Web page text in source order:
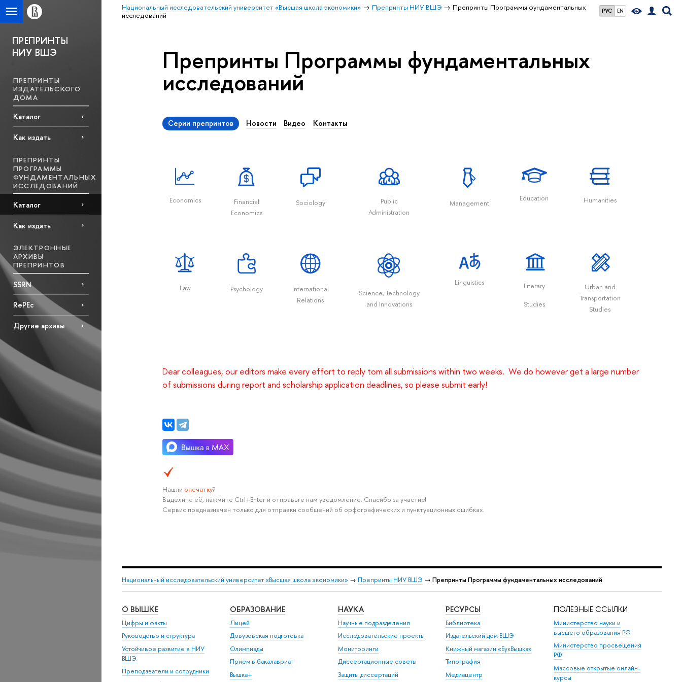
РУС EN
Национальный исследовательский университет «Высшая школа экономики» Препринты НИУ ВШЭ
Препринты Программы фундаментальных
исcледований
ПРЕПРИНТЫ
НИУ ВШЭ
ПРЕПРИНТЫ
ИЗДАТЕЛЬСКОГО
ДОМА
Каталог
Как издать
ПРЕПРИНТЫ
ПРОГРАММЫ
ФУНДАМЕНТАЛЬНЫХ
ИССЛЕДОВАНИЙ
Каталог
Как издать
ЭЛЕКТРОННЫЕ
АРХИВЫ
ПРЕПРИНТОВ
SSRN
RePEc
Другие архивы
Препринты Программы фундаментальных
исcледований
Серии препринтов Новости Видео Контакты
Economics
Financial
Economics
Sociology
Public
Administration
Management
Education Humanities
Law Psychology
International
Relations
Science, Technology
and Innovations
Linguistics
Literary
Studies
Urban and
Transportation
Studies
Dear colleagues, our editors make every effort to reply tom all submissions within two weeks. We do however get a large number
of submissions during report and scholarship application deadlines, so please submit early!
Нашли опечатку?
Выделите её, нажмите Ctrl+Enter и отправьте нам уведомление. Спасибо за участие!
Сервис предназначен только для отправки сообщений об орфографических и пунктуационных ошибках.
Национальный исследовательский университет «Высшая школа экономики» → Препринты НИУ ВШЭ → Препринты Программы фундаментальных исcледований
О ВЫШКЕ
Цифры и факты
Руководство и структура
Устойчивое развитие в НИУ
ВШЭ
Преподаватели и сотрудники
ОБРАЗОВАНИЕ
Лицей
Довузовская подготовка
Олимпиады
Прием в бакалавриат
Вышка+
НАУКА
Научные подразделения
Исследовательские проекты
Мониторинги
Диссертационные советы
Защиты диссертаций
РЕСУРСЫ
Библиотека
Издательский дом ВШЭ
Книжный магазин «БукВышка»
Типография
Медиацентр
ПОЛЕЗНЫЕ ССЫЛКИ
Министерство науки и
высшего образования РФ
Министерство просвещения
РФ
Массовые открытые онлайн-
курсы